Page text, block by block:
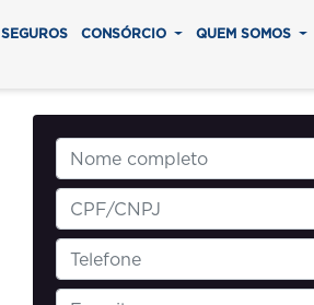
SEGUROS CONSÓRCIO QUEM SOMOS